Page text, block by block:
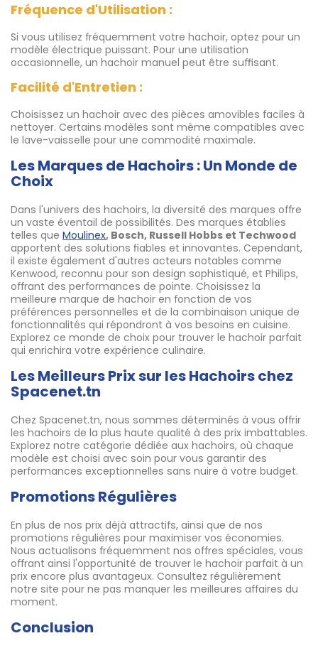
Fréquence d'Utilisation :
Si vous utilisez fréquemment votre hachoir, optez pour un
modèle électrique puissant. Pour une utilisation
occasionnelle, un hachoir manuel peut être suffisant.
Facilité d'Entretien :
Choisissez un hachoir avec des pièces amovibles faciles à
nettoyer. Certains modèles sont même compatibles avec
le lave-vaisselle pour une commodité maximale.
Les Marques de Hachoirs : Un Monde de
Choix
Dans l'univers des hachoirs, la diversité des marques offre
un vaste éventail de possibilités. Des marques établies
telles que Moulinex, Bosch, Russell Hobbs et Techwood
apportent des solutions fiables et innovantes. Cependant,
il existe également d'autres acteurs notables comme
Kenwood, reconnu pour son design sophistiqué, et Philips,
offrant des performances de pointe. Choisissez la
meilleure marque de hachoir en fonction de vos
préférences personnelles et de la combinaison unique de
fonctionnalités qui répondront à vos besoins en cuisine.
Explorez ce monde de choix pour trouver le hachoir parfait
qui enrichira votre expérience culinaire.
Les Meilleurs Prix sur les Hachoirs chez
Spacenet.tn
Chez Spacenet.tn, nous sommes déterminés à vous offrir
les hachoirs de la plus haute qualité à des prix imbattables.
Explorez notre catégorie dédiée aux hachoirs, où chaque
modèle est choisi avec soin pour vous garantir des
performances exceptionnelles sans nuire à votre budget.
Promotions Régulières
En plus de nos prix déjà attractifs, ainsi que de nos
promotions régulières pour maximiser vos économies.
Nous actualisons fréquemment nos offres spéciales, vous
offrant ainsi l'opportunité de trouver le hachoir parfait à un
prix encore plus avantageux. Consultez régulièrement
notre site pour ne pas manquer les meilleures affaires du
moment.
Conclusion